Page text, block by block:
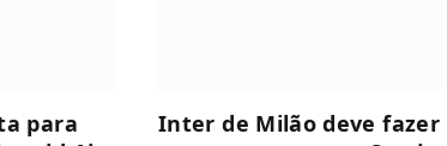
para
Inter de Milão deve fazer